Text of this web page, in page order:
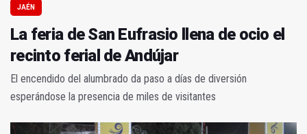
JAÉN
La feria de San Eufrasio llena de ocio el
recinto ferial de Andújar
El encendido del alumbrado da paso a días de diversión
esperándose la presencia de miles de visitantes